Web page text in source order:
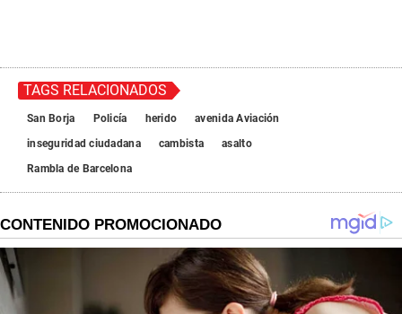
TAGS RELACIONADOS
San Borja Policía herido
avenida Aviación
inseguridad ciudadana
cambista
asalto
Rambla de Barcelona